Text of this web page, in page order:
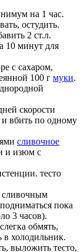
на 1 час.
остудить.
2 ст.л.
10 минут для
с сахаром,
100 г муки.
скорости
и вбить по одному
сливочное
и изюм с
тесто
сливочным
пока
3 часов).
обмять,
в холодильник.
выложить тесто,